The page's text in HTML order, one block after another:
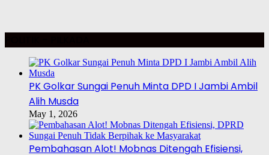
PK Golkar Sungai Penuh Minta DPD I Jambi Ambil
Alih Musda
May 1, 2026
Pembahasan Alot! Mobnas Ditengah Efisiensi,